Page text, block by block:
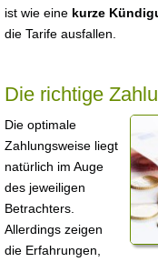
ist wie eine kurze
die Tarife ausfallen.
Die richtige
Die optimale
Zahlungsweise liegt
natürlich im Auge
des jeweiligen
Betrachters.
Allerdings zeigen
die Erfahrungen,